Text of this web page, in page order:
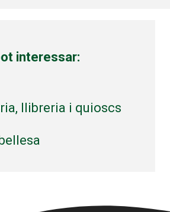
interessar:
llibreria i quioscs